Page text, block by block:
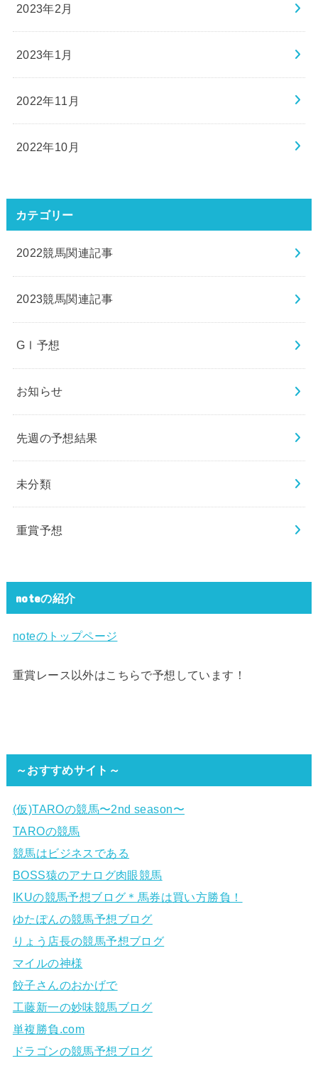
2023年2月
2023年1月
2022年11月
2022年10月
カテゴリー
2022競馬関連記事
2023競馬関連記事
GⅠ予想
お知らせ
先週の予想結果
未分類
重賞予想
noteの紹介
noteのトップページ
重賞レース以外はこちらで予想しています！
～おすすめサイト～
(仮)TAROの競馬〜2nd season〜
TAROの競馬
競馬はビジネスである
BOSS猿のアナログ肉眼競馬
IKUの競馬予想ブログ＊馬券は買い方勝負！
ゆたぽんの競馬予想ブログ
りょう店長の競馬予想ブログ
マイルの神様
餃子さんのおかげで
工藤新一の妙味競馬ブログ
単複勝負.com
ドラゴンの競馬予想ブログ